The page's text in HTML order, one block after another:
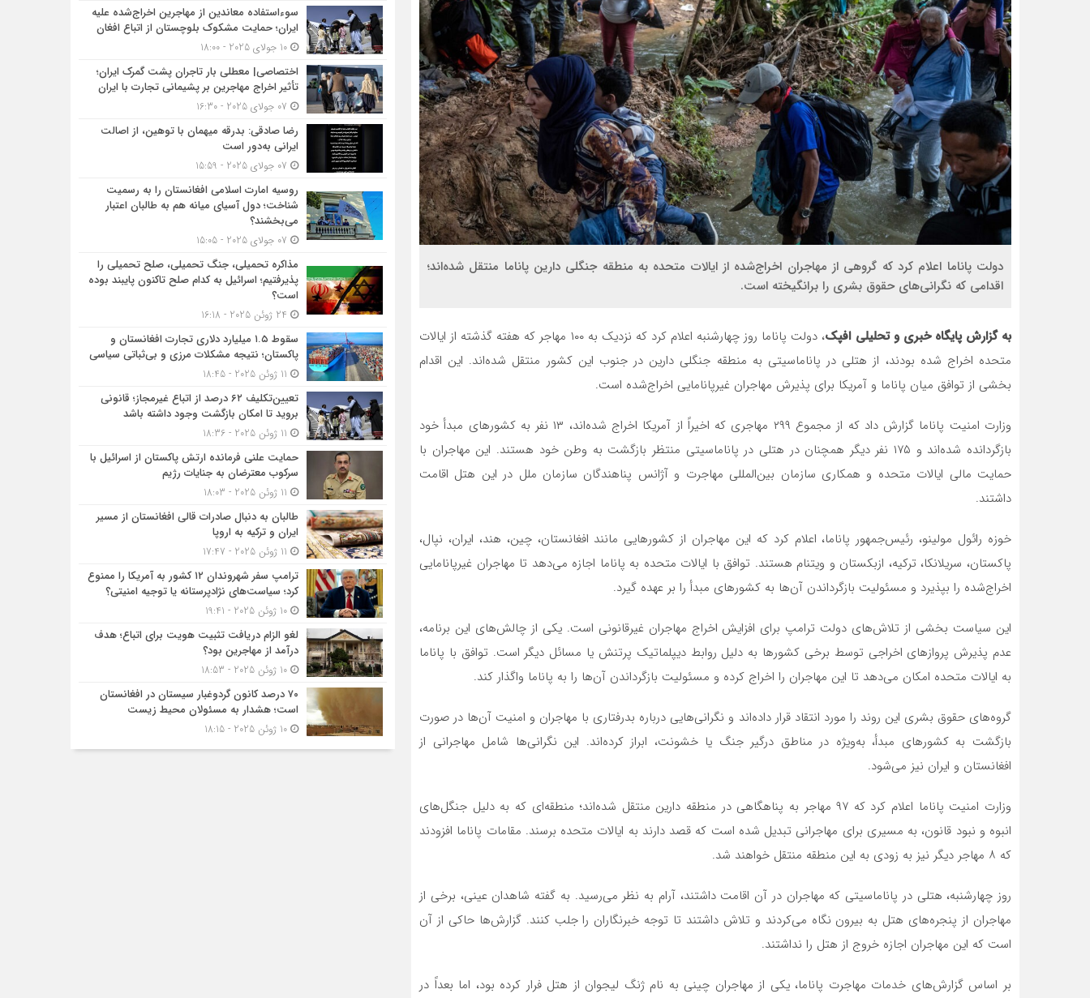
دولت پاناما اعلام کرد که گروهی از مهاجران اخراج‌شده از ایالات متحده به منطقه جنگلی دارین پاناما منتقل شده‌اند؛
اقدامی که نگرانی‌های حقوق بشری را برانگیخته است.
به گزارش پایگاه خبری و تحلیلی افپک
، دولت پاناما روز چهارشنبه اعلام کرد که نزدیک به ۱۰۰ مهاجر که هفته گذشته از ایالات
متحده اخراج شده بودند، از هتلی در پاناماسیتی به منطقه جنگلی دارین در جنوب این کشور منتقل شده‌اند. این اقدام
بخشی از توافق میان پاناما و آمریکا برای پذیرش مهاجران غیرپانامایی اخراج‌شده است.
وزارت امنیت پاناما گزارش داد که از مجموع ۲۹۹ مهاجری که اخیراً از آمریکا اخراج شده‌اند، ۱۳ نفر به کشورهای مبدأ خود
بازگردانده شده‌اند و ۱۷۵ نفر دیگر همچنان در هتلی در پاناماسیتی منتظر بازگشت به وطن خود هستند. این مهاجران با
حمایت مالی ایالات متحده و همکاری سازمان بین‌المللی مهاجرت و آژانس پناهندگان سازمان ملل در این هتل اقامت
داشتند.
خوزه رائول مولینو، رئیس‌جمهور پاناما، اعلام کرد که این مهاجران از کشورهایی مانند افغانستان، چین، هند، ایران، نپال،
پاکستان، سریلانکا، ترکیه، ازبکستان و ویتنام هستند. توافق با ایالات متحده به پاناما اجازه می‌دهد تا مهاجران غیرپانامایی
اخراج‌شده را بپذیرد و مسئولیت بازگرداندن آن‌ها به کشورهای مبدأ را بر عهده گیرد.
این سیاست بخشی از تلاش‌های دولت ترامپ برای افزایش اخراج مهاجران غیرقانونی است. یکی از چالش‌های این برنامه،
عدم پذیرش پروازهای اخراجی توسط برخی کشورها به دلیل روابط دیپلماتیک پرتنش یا مسائل دیگر است. توافق با پاناما
به ایالات متحده امکان می‌دهد تا این مهاجران را اخراج کرده و مسئولیت بازگرداندن آن‌ها را به پاناما واگذار کند.
گروه‌های حقوق بشری این روند را مورد انتقاد قرار داده‌اند و نگرانی‌هایی درباره بدرفتاری با مهاجران و امنیت آن‌ها در صورت
بازگشت به کشورهای مبدأ، به‌ویژه در مناطق درگیر جنگ یا خشونت، ابراز کرده‌اند. این نگرانی‌ها شامل مهاجرانی از
افغانستان و ایران نیز می‌شود.
وزارت امنیت پاناما اعلام کرد که ۹۷ مهاجر به پناهگاهی در منطقه دارین منتقل شده‌اند؛ منطقه‌ای که به دلیل جنگل‌های
انبوه و نبود قانون، به مسیری برای مهاجرانی تبدیل شده است که قصد دارند به ایالات متحده برسند. مقامات پاناما افزودند
که ۸ مهاجر دیگر نیز به زودی به این منطقه منتقل خواهند شد.
روز چهارشنبه، هتلی در پاناماسیتی که مهاجران در آن اقامت داشتند، آرام به نظر می‌رسید. به گفته شاهدان عینی، برخی از
مهاجران از پنجره‌های هتل به بیرون نگاه می‌کردند و تلاش داشتند تا توجه خبرنگاران را جلب کنند. گزارش‌ها حاکی از آن
است که این مهاجران اجازه خروج از هتل را نداشتند.
بر اساس گزارش‌های خدمات مهاجرت پاناما، یکی از مهاجران چینی به نام ژنگ لیجوان از هتل فرار کرده بود، اما بعداً در
سوءاستفاده معاندین از مهاجرین اخراج‌شده علیه
ایران؛ حمایت مشکوک بلوچستان از اتباع افغان
10 جولای 2025 - 18:00
اختصاصی| معطلی بار تاجران پشت گمرک ایران؛
تأثیر اخراج مهاجرین بر پشیمانی تجارت با ایران
رضا صادقی: بدرقه میهمان با توهین، از اصالت
ایرانی به‌دور است
روسیه امارت اسلامی افغانستان را به رسمیت
شناخت؛ دول آسیای میانه هم به طالبان اعتبار
می‎‌بخشند؟
مذاکره تحمیلی، جنگ تحمیلی، صلح تحمیلی را
پذیرفتیم؛ اسرائیل به کدام صلح تاکنون پایبند بوده
است؟
سقوط ۱.۵ میلیارد دلاری تجارت افغانستان و
پاکستان؛ نتیجه مشکلات مرزی و بی‌ثباتی سیاسی
تعیین‌تکلیف ۶۲ درصد از اتباع غیرمجاز؛ قانونی
بروید تا امکان بازگشت وجود داشته باشد
حمایت علنی فرمانده ارتش پاکستان از اسرائیل با
سرکوب معترضان به جنایات رژیم
طالبان به دنبال صادرات قالی افغانستان از مسیر
ایران و ترکیه به اروپا
ترامپ سفر شهروندان ۱۲ کشور به آمریکا را ممنوع
کرد؛ سیاست‌های نژادپرستانه یا توجیه امنیتی؟
10 ژوئن 2025 - 19:41
لغو الزام دریافت تثبیت هویت برای اتباع؛ هدف
درآمد از مهاجرین بود؟
10 ژوئن 2025 - 18:53
۷۰ درصد کانون گردوغبار سیستان در افغانستان
است؛ هشدار به مسئولان محیط زیست
10 ژوئن 2025 - 18:15